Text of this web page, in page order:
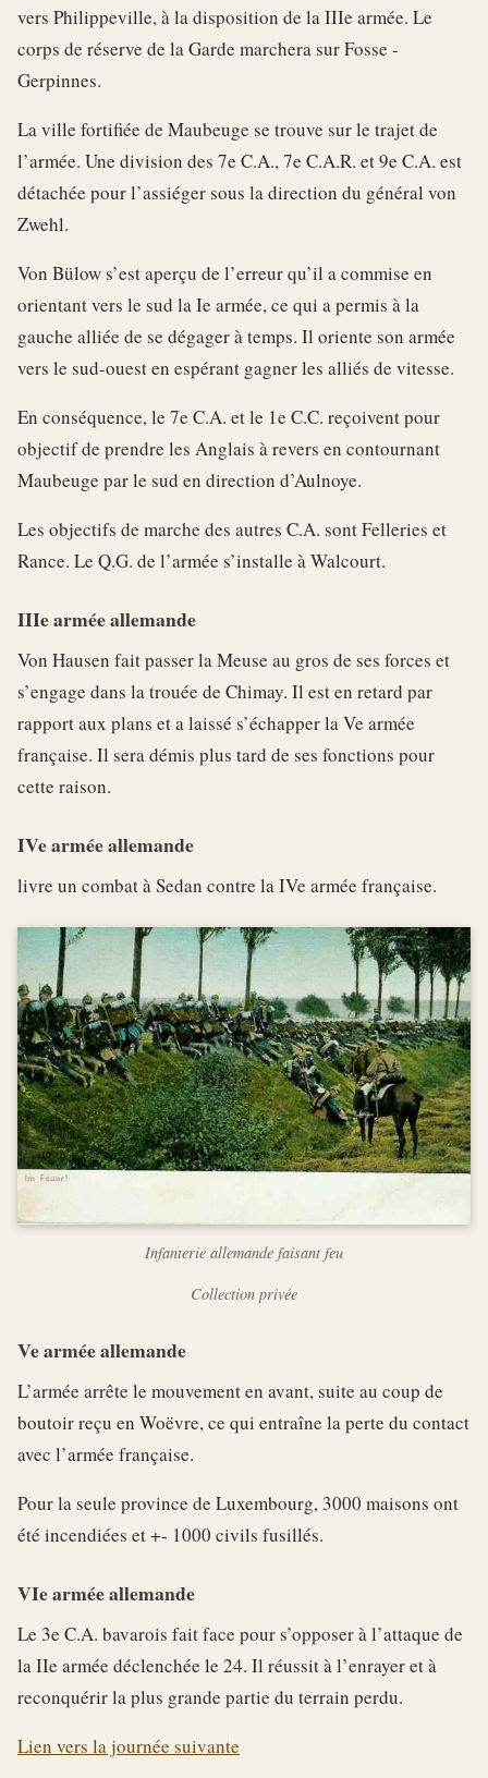
vers Philippeville, à la disposition de la IIIe armée. Le
corps de réserve de la Garde marchera sur Fosse -
Gerpinnes.
La ville fortifiée de Maubeuge se trouve sur le trajet de
l’armée. Une division des 7e C.A., 7e C.A.R. et 9e C.A. est
détachée pour l’assiéger sous la direction du général von
Zwehl.
Von Bülow s’est aperçu de l’erreur qu’il a commise en
orientant vers le sud la Ie armée, ce qui a permis à la
gauche alliée de se dégager à temps. Il oriente son armée
vers le sud-ouest en espérant gagner les alliés de vitesse.
En conséquence, le 7e C.A. et le 1e C.C. reçoivent pour
objectif de prendre les Anglais à revers en contournant
Maubeuge par le sud en direction d’Aulnoye.
Les objectifs de marche des autres C.A. sont Felleries et
Rance. Le Q.G. de l’armée s’installe à Walcourt.
IIIe armée allemande
Von Hausen fait passer la Meuse au gros de ses forces et
s’engage dans la trouée de Chimay. Il est en retard par
rapport aux plans et a laissé s’échapper la Ve armée
française. Il sera démis plus tard de ses fonctions pour
cette raison.
IVe armée allemande
livre un combat à Sedan contre la IVe armée française.
Infanterie allemande faisant feu
Collection privée
Ve armée allemande
L’armée arrête le mouvement en avant, suite au coup de
boutoir reçu en Woëvre, ce qui entraîne la perte du contact
avec l’armée française.
Pour la seule province de Luxembourg, 3000 maisons ont
été incendiées et +- 1000 civils fusillés.
VIe armée allemande
Le 3e C.A. bavarois fait face pour s’opposer à l’attaque de
la IIe armée déclenchée le 24. Il réussit à l’enrayer et à
reconquérir la plus grande partie du terrain perdu.
Lien vers la journée suivante